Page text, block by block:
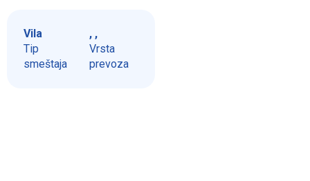
Vila
Tip
smeštaja
, ,
Vrsta
prevoza